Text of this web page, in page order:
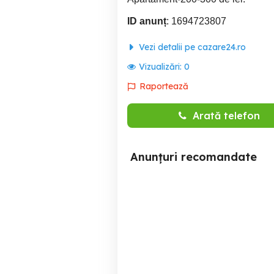
ID anunț: 1694723807
Vezi detalii pe cazare24.ro
Vizualizări: 0
Raportează
Arată telefon
Anunțuri recomandate